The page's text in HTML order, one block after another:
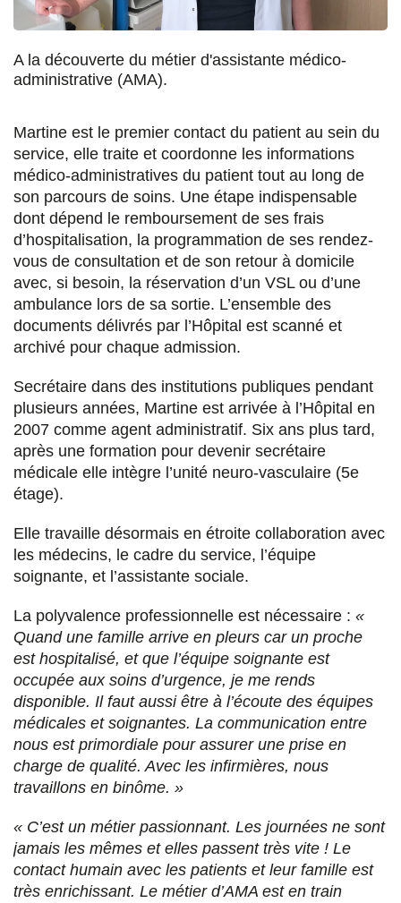
u
r
F
c
e
b
o
o
k
u
r
T
i
t
t
e
r
u
r
L
n
k
e
d
i
n
a
r
a
i
l
A la découverte du métier d'assistante médico-
administrative (AMA).
Martine est le premier contact du patient au sein du
service, elle traite et coordonne les informations
médico-administratives du patient tout au long de
son parcours de soins. Une étape indispensable
dont dépend le remboursement de ses frais
d’hospitalisation, la programmation de ses rendez-
vous de consultation et de son retour à domicile
avec, si besoin, la réservation d’un VSL ou d’une
ambulance lors de sa sortie. L’ensemble des
documents délivrés par l’Hôpital est scanné et
archivé pour chaque admission.
Secrétaire dans des institutions publiques pendant
plusieurs années, Martine est arrivée à l’Hôpital en
2007 comme agent administratif. Six ans plus tard,
après une formation pour devenir secrétaire
médicale elle intègre l’unité neuro-vasculaire (5e
étage).
Elle travaille désormais en étroite collaboration avec
les médecins, le cadre du service, l’équipe
soignante, et l’assistante sociale.
La polyvalence professionnelle est nécessaire : «
Quand une famille arrive en pleurs car un proche
est hospitalisé, et que l’équipe soignante est
occupée aux soins d’urgence, je me rends
disponible. Il faut aussi être à l’écoute des équipes
médicales et soignantes. La communication entre
nous est primordiale pour assurer une prise en
charge de qualité. Avec les infirmières, nous
travaillons en binôme. »
« C’est un métier passionnant. Les journées ne sont
jamais les mêmes et elles passent très vite ! Le
contact humain avec les patients et leur famille est
très enrichissant. Le métier d’AMA est en train